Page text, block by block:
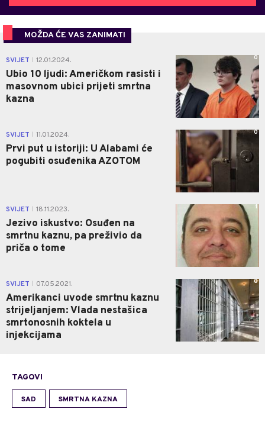
MOŽDA ĆE VAS ZANIMATI
SVIJET 12.01.2024.
Ubio 10 ljudi: Američkom rasisti i
masovnom ubici prijeti smrtna
kazna
0
SVIJET 11.01.2024.
Prvi put u istoriji: U Alabami će
pogubiti osuđenika AZOTOM
0
SVIJET 18.11.2023.
Jezivo iskustvo: Osuđen na
smrtnu kaznu, pa preživio da
priča o tome
1
SVIJET 07.05.2021.
Amerikanci uvode smrtnu kaznu
strijeljanjem: Vlada nestašica
smrtonosnih koktela u
injekcijama
0
TAGOVI
SAD SMRTNA KAZNA